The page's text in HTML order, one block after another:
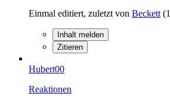
Einmal editiert, zuletzt von Beckett (
Inhalt melden
Zitieren
Hubert00
Reaktionen